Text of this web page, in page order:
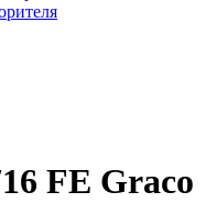
FE Graco